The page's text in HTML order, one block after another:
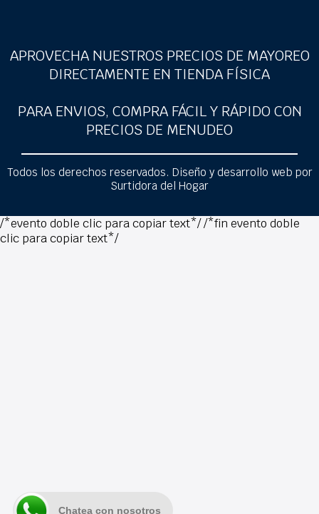
APROVECHA NUESTROS PRECIOS DE MAYOREO
DIRECTAMENTE EN TIENDA FÍSICA
PARA ENVIOS, COMPRA FÁCIL Y RÁPIDO CON
PRECIOS DE MENUDEO
Todos los derechos reservados. Diseño y desarrollo web por
Surtidora del Hogar
Chatea con nosotros
/*evento doble clic para copiar text*//*fin evento doble
clic para copiar text*/